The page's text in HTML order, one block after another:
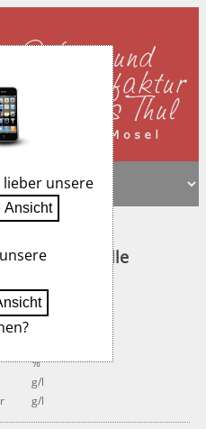
lieber unsere
Welle
%
g/l
g/l